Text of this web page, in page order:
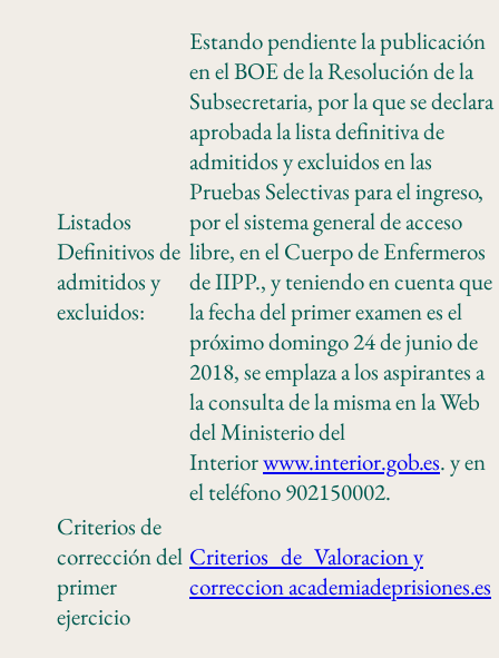
Listados
Definitivos de
admitidos y
excluidos:
Estando pendiente la publicación
en el BOE de la Resolución de la
Subsecretaria, por la que se declara
aprobada la lista definitiva de
admitidos y excluidos en las
Pruebas Selectivas para el ingreso,
por el sistema general de acceso
libre, en el Cuerpo de Enfermeros
de IIPP., y teniendo en cuenta que
la fecha del primer examen es el
próximo domingo 24 de junio de
2018, se emplaza a los aspirantes a
la consulta de la misma en la Web
del Ministerio del
Interiorwww.interior.gob.es. y en
el teléfono 902150002.
Criterios de
corrección del
primer
ejercicio
Criterios_de_Valoracion y
correccion academiadeprisiones.es